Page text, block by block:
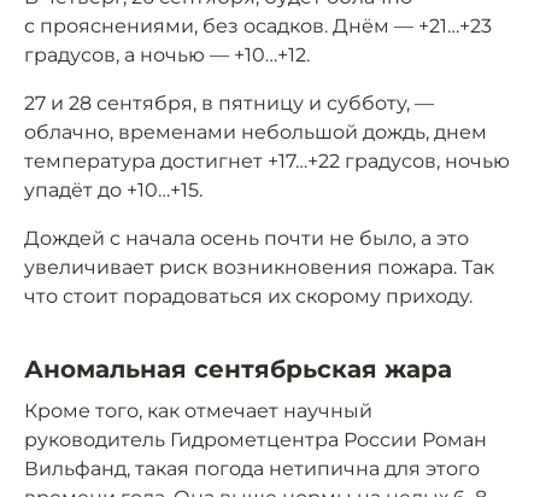
с прояснениями, без осадков. Днём — +21…+23
градусов, а ночью — +10…+12.
27 и 28 сентября, в пятницу и субботу, —
облачно, временами небольшой дождь, днем
температура достигнет +17…+22 градусов, ночью
упадёт до +10…+15.
Дождей с начала осень почти не было, а это
увеличивает риск возникновения пожара. Так
что стоит порадоваться их скорому приходу.
Аномальная сентябрьская жара
Кроме того, как отмечает научный
руководитель Гидрометцентра России Роман
Вильфанд, такая погода нетипична для этого